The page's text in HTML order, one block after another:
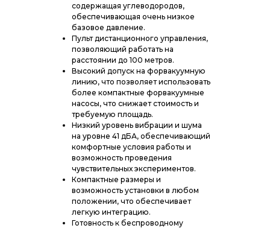
содержащая углеводородов,
обеспечивающая очень низкое
базовое давление.
Пульт дистанционного управления,
позволяющий работать на
расстоянии до 100 метров.
Высокий допуск на форвакуумную
линию, что позволяет использовать
более компактные форвакуумные
насосы, что снижает стоимость и
требуемую площадь.
Низкий уровень вибрации и шума
на уровне 41 дБА, обеспечивающий
комфортные условия работы и
возможность проведения
чувствительных экспериментов.
Компактные размеры и
возможность установки в любом
положении, что обеспечивает
легкую интеграцию.
Готовность к беспроводному